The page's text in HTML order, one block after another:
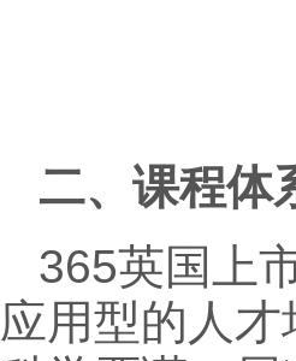
二、课程体
365英国上
应用型的人